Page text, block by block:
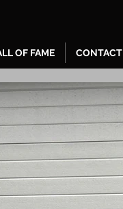
OF FAME CONTACT